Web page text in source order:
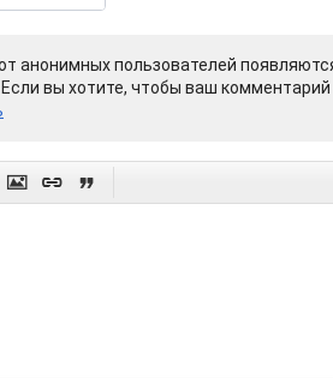
анонимных пользователей
вы хотите, чтобы ваш комментарий
  